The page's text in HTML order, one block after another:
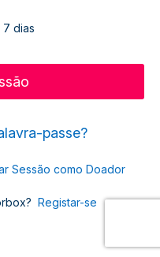
7 dias
passe?
Sessão como Doador
Registar-se